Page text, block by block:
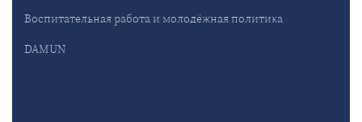
Воспитательная работа и молодёжная политика
DAMUN